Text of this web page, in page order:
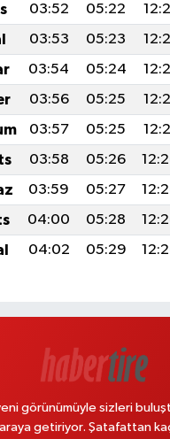
03:52 05:22
03:53 05:23
03:54 05:24
03:56 05:25
03:57 05:25
03:58 05:26
03:59 05:27
04:00 05:28
04:02 05:29
görünümüyle sizleri
getiriyor. Şatafattan